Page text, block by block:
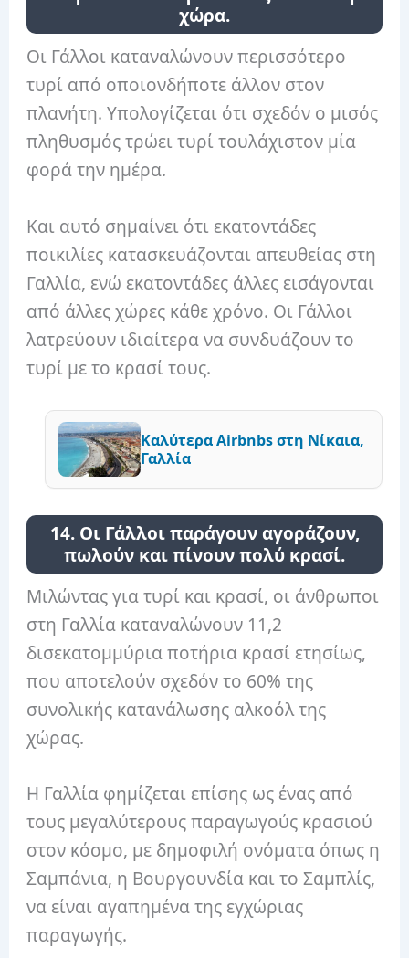
χώρα.
Οι Γάλλοι καταναλώνουν περισσότερο
τυρί από οποιονδήποτε άλλον στον
πλανήτη. Υπολογίζεται ότι σχεδόν ο μισός
πληθυσμός τρώει τυρί τουλάχιστον μία
φορά την ημέρα.
Και αυτό σημαίνει ότι εκατοντάδες
ποικιλίες κατασκευάζονται απευθείας στη
Γαλλία, ενώ εκατοντάδες άλλες εισάγονται
από άλλες χώρες κάθε χρόνο. Οι Γάλλοι
λατρεύουν ιδιαίτερα να συνδυάζουν το
τυρί με το κρασί τους.
Καλύτερα Airbnbs στη Νίκαια,
Γαλλία
14. Οι Γάλλοι παράγουν αγοράζουν,
πωλούν και πίνουν πολύ κρασί.
Μιλώντας για τυρί και κρασί, οι άνθρωποι
στη Γαλλία καταναλώνουν 11,2
δισεκατομμύρια ποτήρια κρασί ετησίως,
που αποτελούν σχεδόν το 60% της
συνολικής κατανάλωσης αλκοόλ της
χώρας.
Η Γαλλία φημίζεται επίσης ως ένας από
τους μεγαλύτερους παραγωγούς κρασιού
στον κόσμο, με δημοφιλή ονόματα όπως η
Σαμπάνια, η Βουργουνδία και το Σαμπλίς,
να είναι αγαπημένα της εγχώριας
παραγωγής.